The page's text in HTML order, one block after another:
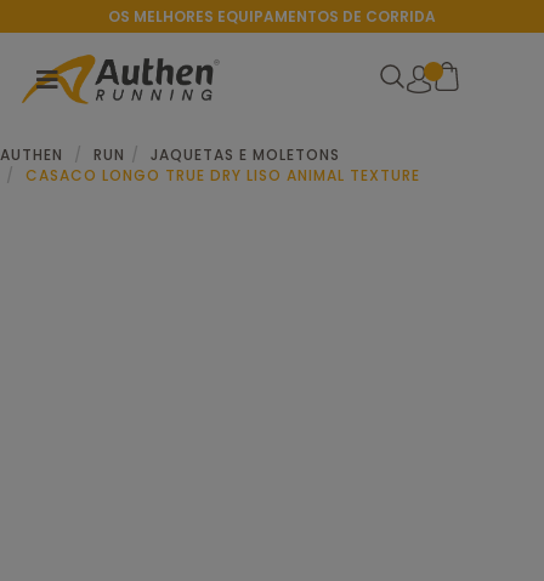
OS MELHORES EQUIPAMENTOS DE CORRIDA
AUTHEN RUN
JAQUETAS E MOLETONS
CASACO LONGO TRUE DRY LISO ANIMAL TEXTURE